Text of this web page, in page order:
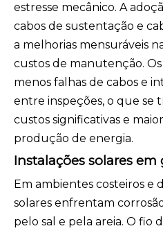
estresse mecânico. A
cabos de sustentação e
a melhorias mensuráveis
custos de manutenção.
menos falhas de cabos e
entre inspeções, o que se
custos significativas e
produção de energia.
Instalações solares em
Em ambientes costeiros e
solares enfrentam
pelo sal e pela areia. O fio